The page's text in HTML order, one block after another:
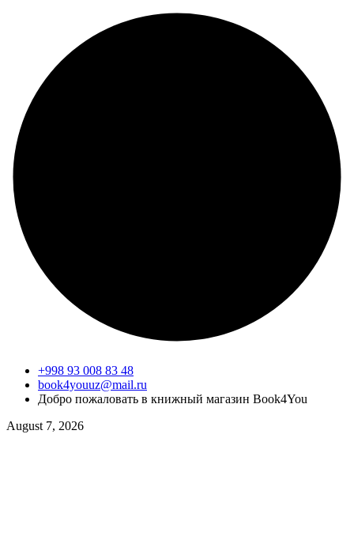
+998 93 008 83 48
book4youuz@mail.ru
Добро пожаловать в книжный магазин Book4You
August 7, 2026